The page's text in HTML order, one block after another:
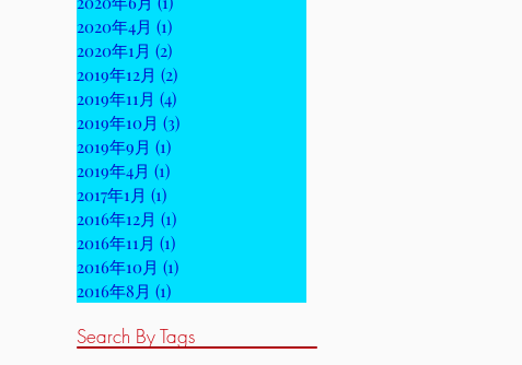
2020年4月 (1)
2020年1月 (2)
2019年12月 (2)
2019年11月 (4)
2019年10月 (3)
2019年9月 (1)
2019年4月 (1)
2017年1月 (1)
2016年12月 (1)
2016年11月 (1)
2016年10月 (1)
2016年8月 (1)
Search By Tags